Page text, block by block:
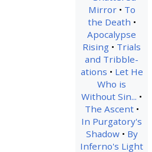
Mirror
To
the Death
Apocalypse
Rising
Trials
and Tribble-
ations
Let He
Who is
Without Sin...
The Ascent
In Purgatory's
Shadow
By
Inferno's Light